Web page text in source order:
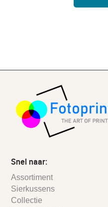
Snel naar:
Assortiment
Sierkussens
Collectie